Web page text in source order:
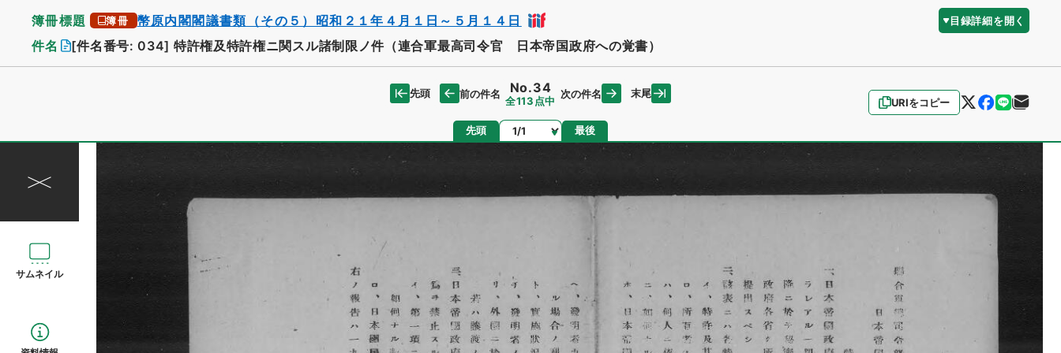
簿冊標題 簿冊 幣原内閣閣議書類（その５）昭和２１年４月１日～５月１４日 目録詳細を開く
件名 [件名番号: 034] 特許権及特許権ニ関スル諸制限ノ件（連合軍最高司令官 日本帝国政府への覚書）
URIをコピー
先頭 前の件名 No.34
全113点中
次の件名 末尾
先頭 ページ 最後
サムネイル